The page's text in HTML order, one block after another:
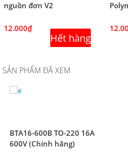
nguồn đơn V2
12.000₫
Hết hàng
SẢN PHẨM ĐÃ XEM
BTA16-600B TO-220 16A
600V (Chính hãng)